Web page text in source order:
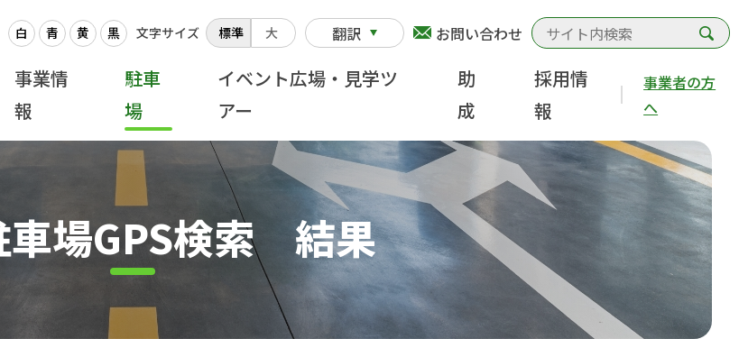
白 青 黄 黒 文字サイズ 標準 大 翻訳 お問い合わせ
事業情
報
駐車
場
イベント広場・見学ツ
アー
助
成
採用情
報
事業者の方
へ
車場GPS検索 結果